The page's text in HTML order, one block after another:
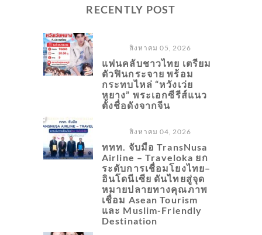
RECENTLY POST
สิงหาคม 05, 2026
แฟนคลับชาวไทย เตรียม
ตัวฟินกระจาย พร้อม
กระทบไหล่ “หวังเว่ย
หยาง” พระเอกซีรีส์แนว
ตั้งชื่อดังจากจีน
สิงหาคม 04, 2026
ททท. จับมือ TransNusa
Airline – Traveloka ยก
ระดับการเชื่อมโยงไทย–
อินโดนีเซีย ดันไทยสู่จุด
หมายปลายทางคุณภาพ
เชื่อม Asean Tourism
และ Muslim-Friendly
Destination